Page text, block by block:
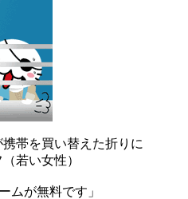
帯を買い替えた折りに
若い女性）
ムが無料です」